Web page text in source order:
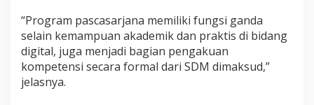
“Program pascasarjana memiliki fungsi ganda
selain kemampuan akademik dan praktis di bidang
digital, juga menjadi bagian pengakuan
kompetensi secara formal dari SDM dimaksud,”
jelasnya.